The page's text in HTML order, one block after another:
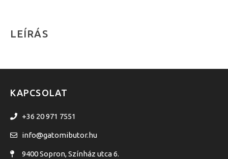
LEÍRÁS
KAPCSOLAT
+36 20 971 7551
info@gatomibutor.hu
9400 Sopron, Színház utca 6.